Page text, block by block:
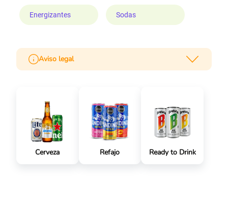
Energizantes Sodas
Aviso legal
Cerveza Refajo Ready to Drink